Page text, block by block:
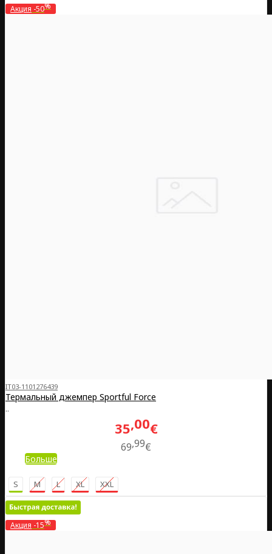
Акция -50%
IT03-1101276439
Термальный джемпер Sportful Force
..
35 00€
69 99€
Больше
S M L XL XXL
Акция -15%